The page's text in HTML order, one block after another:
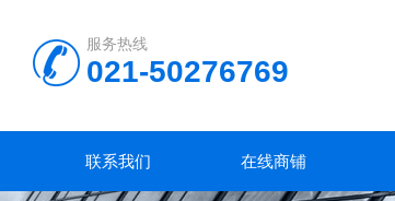
服务热线
021-50276769
联系我们 在线商铺